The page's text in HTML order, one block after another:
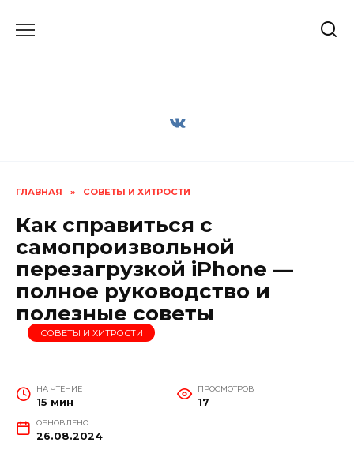
ГЛАВНАЯ » СОВЕТЫ И ХИТРОСТИ
Как справиться с
самопроизвольной
перезагрузкой iPhone —
полное руководство и
полезные советы
СОВЕТЫ И ХИТРОСТИ
НА ЧТЕНИЕ
15 мин
ПРОСМОТРОВ
17
ОБНОВЛЕНО
26.08.2024